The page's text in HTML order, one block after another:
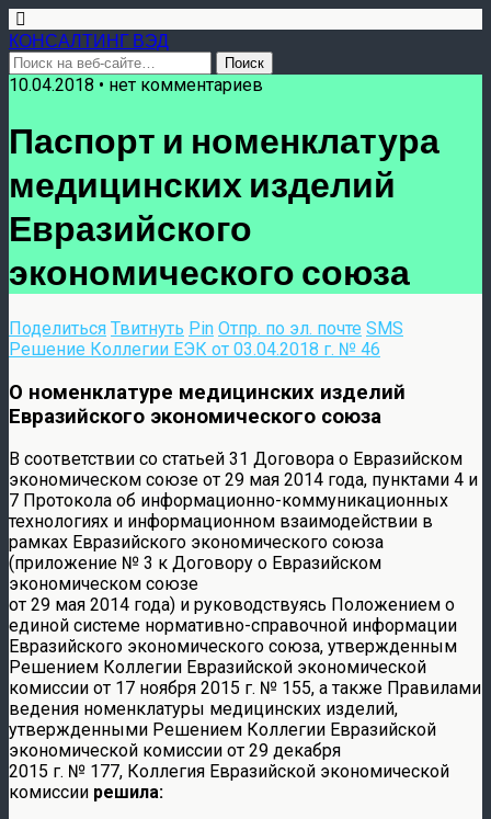
КОНСАЛТИНГ ВЭД
10.04.2018 • нет комментариев
Паспорт и номенклатура
медицинских изделий
Евразийского
экономического союза
Поделиться Твитнуть Pin Отпр. по эл. почте SMS
Решение Коллегии ЕЭК от 03.04.2018 г. № 46
О номенклатуре медицинских изделий
Евразийского экономического союза
В соответствии cо статьей 31 Договора о Евразийском
экономическом союзе от 29 мая 2014 года, пунктами 4 и
7 Протокола об информационно-коммуникационных
технологиях и информационном взаимодействии в
рамках Евразийского экономического союза
(приложение № 3 к Договору о Евразийском
экономическом союзе
от 29 мая 2014 года) и руководствуясь Положением о
единой системе нормативно-справочной информации
Евразийского экономического союза, утвержденным
Решением Коллегии Евразийской экономической
комиссии от 17 ноября 2015 г. № 155, а также Правилами
ведения номенклатуры медицинских изделий,
утвержденными Решением Коллегии Евразийской
экономической комиссии от 29 декабря
2015 г. № 177, Коллегия Евразийской экономической
комиссии решила: